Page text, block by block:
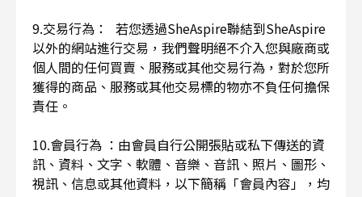
9.交易行為： 若您透過SheAspire聯結到SheAspire
以外的網站進行交易，我們聲明絕不介入您與廠商或
個人間的任何買賣、服務或其他交易行為，對於您所
獲得的商品、服務或其他交易標的物亦不負任何擔保
責任。
10.會員行為 ：由會員自行公開張貼或私下傳送的資
訊、資料、文字、軟體、音樂、音訊、照片、圖形、
視訊、信息或其他資料，以下簡稱「會員內容」，均